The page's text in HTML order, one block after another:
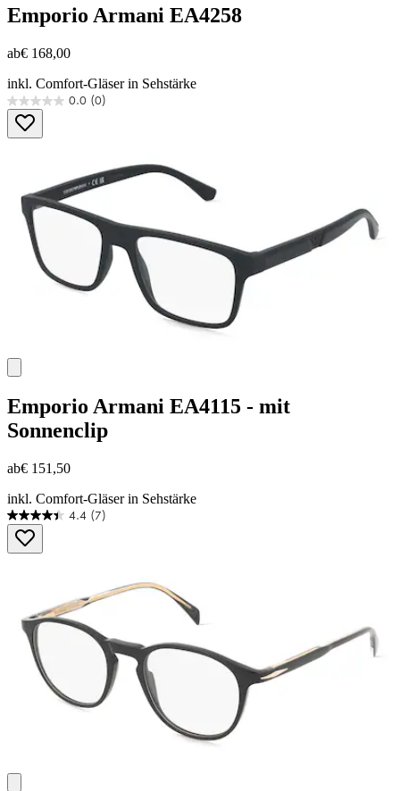
Emporio Armani EA4258
ab€ 168,00
inkl. Comfort-Gläser in Sehstärke
0.0 (0)
0.0
von
5
Emporio Armani EA4115 - mit
Sonnenclip
ab€ 151,50
inkl. Comfort-Gläser in Sehstärke
4.4 (7)
4.4
von
5
Bewertungen